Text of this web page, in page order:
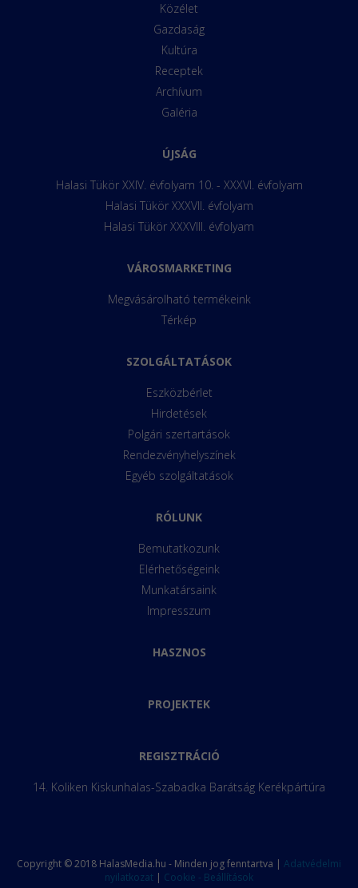
Közélet
Gazdaság
Kultúra
Receptek
Archívum
Galéria
ÚJSÁG
Halasi Tükör XXIV. évfolyam 10. - XXXVI. évfolyam
Halasi Tükör XXXVII. évfolyam
Halasi Tükör XXXVIII. évfolyam
VÁROSMARKETING
Megvásárolható termékeink
Térkép
SZOLGÁLTATÁSOK
Eszközbérlet
Hirdetések
Polgári szertartások
Rendezvényhelyszínek
Egyéb szolgáltatások
RÓLUNK
Bemutatkozunk
Elérhetőségeink
Munkatársaink
Impresszum
HASZNOS
PROJEKTEK
REGISZTRÁCIÓ
14. Koliken Kiskunhalas-Szabadka Barátság Kerékpártúra
Copyright © 2018 HalasMedia.hu - Minden jog fenntartva | Adatvédelmi
nyilatkozat | Cookie - Beállítások